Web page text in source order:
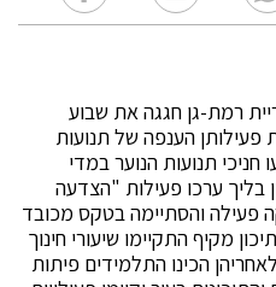
רמת-גן חגגה את שבוע
הענפה של תנועות
היום (20.9.11 ) הגיעו חניכי תנועות הנוער במדי
בליך ערכו פעילות "הצדעה
פעילה והסתיימה בטקס מכובד
מקיף התקיימו שיעורי חינוך
הכינו התלמידים פיתות